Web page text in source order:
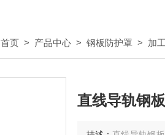
首页 > 产品中心 > 钢板防护罩 > 加
直线导轨钢